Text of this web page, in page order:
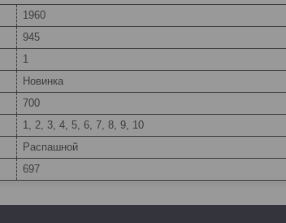
1960
945
1
Новинка
700
1, 2, 3, 4, 5, 6, 7, 8, 9, 10
Распашной
697